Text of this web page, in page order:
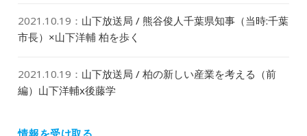
2021.10.19 ： 山下放送局 / 熊谷俊人千葉県知事（当時:千葉
市長）×山下洋輔 柏を歩く
2021.10.19 ： 山下放送局 / 柏の新しい産業を考える（前
編）山下洋輔x後藤学